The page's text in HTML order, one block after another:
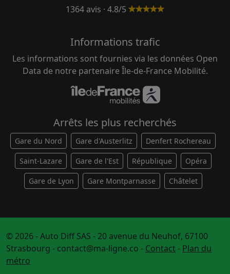
1364 avis · 4.8/5
Informations trafic
Les informations sont fournies via les données Open
Data de notre partenaire Île-de-France Mobilité.
Arrêts les plus recherchés
Gare du Nord Gare d'Austerlitz Denfert Rochereau
Saint-Lazare Gare de l'Est République Opéra
Gare de Lyon Gare Montparnasse Châtelet
© 2026 - Auto Diff SAS - 20 avenue du Neuhof, 67100
Strasbourg - contact@ma-ligne.co - Contact- Plan du
métro